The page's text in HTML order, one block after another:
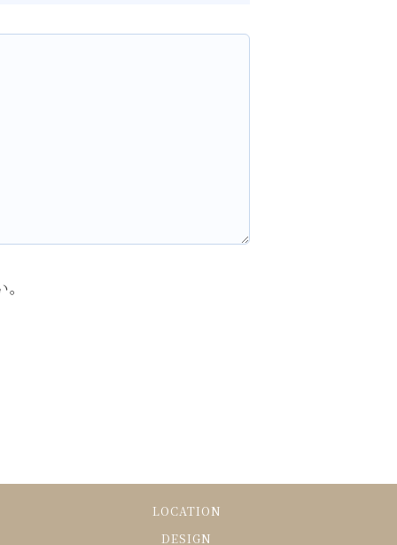
LOCATION
DESIGN